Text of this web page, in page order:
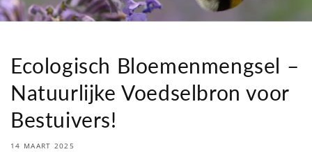
Ecologisch Bloemenmengsel –
Natuurlijke Voedselbron voor
Bestuivers!
14 MAART 2025